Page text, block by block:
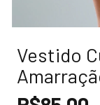
Vestido